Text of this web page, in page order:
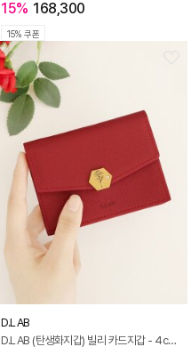
15% 168,300
15% 쿠폰
D.LAB
D.LAB (탄생화지갑) 빌리 카드지갑 - 4color